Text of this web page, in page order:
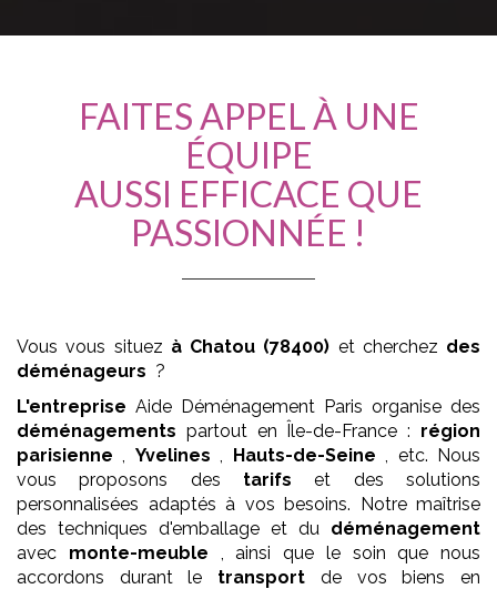
FAITES APPEL À UNE
ÉQUIPE
AUSSI EFFICACE QUE
PASSIONNÉE !
Vous vous situez à Chatou (78400) et cherchez des
déménageurs ?
L'entreprise Aide Déménagement Paris organise des
déménagements partout en Île-de-France : région
parisienne
Yvelines Hauts-de-Seine , etc. Nous
vous proposons des tarifs et des solutions
personnalisées adaptés à vos besoins. Notre maîtrise
des techniques d'emballage et du déménagement
avec monte-meuble , ainsi que le soin que nous
accordons durant le transport de vos biens en